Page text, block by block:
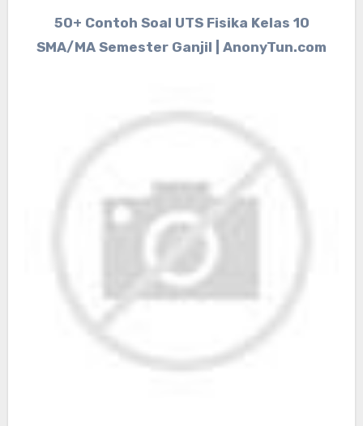
50+ Contoh Soal UTS Fisika Kelas 10
SMA/MA Semester Ganjil | AnonyTun.com